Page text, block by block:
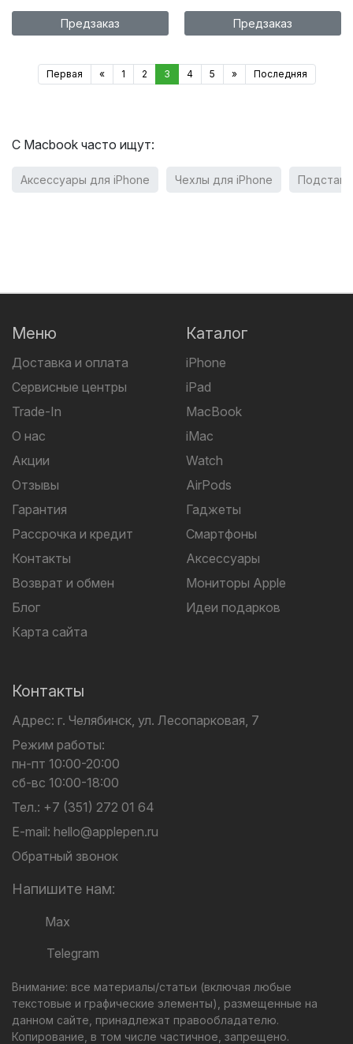
Предзаказ Предзаказ
Первая « 1 2 3 4 5 » Последняя
С Macbook часто ищут:
Аксессуары для iPhone Чехлы для iPhone
Меню
Доставка и оплата
Сервисные центры
Trade-In
О нас
Акции
Отзывы
Гарантия
Рассрочка и кредит
Контакты
Возврат и обмен
Блог
Карта сайта
Каталог
iPhone
iPad
MacBook
iMac
Watch
AirPods
Гаджеты
Смартфоны
Аксессуары
Мониторы Apple
Идеи подарков
Контакты
Адрес: г. Челябинск, ул. Лесопарковая, 7
Режим работы:
пн-пт 10:00-20:00
сб-вс 10:00-18:00
Тел.: +7 (351) 272 01 64
E-mail: hello@applepen.ru
Обратный звонок
Напишите нам:
Max
Telegram
Внимание: все материалы/статьи (включая любые
текстовые и графические элементы), размещенные на
данном сайте, принадлежат правообладателю.
Копирование, в том числе частичное, запрещено.